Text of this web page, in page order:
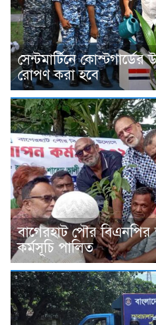
সেন্টমার্টিনে
রোপণ করা হবে
বাগেরহাট পৌর
কর্মসূচি পালিত